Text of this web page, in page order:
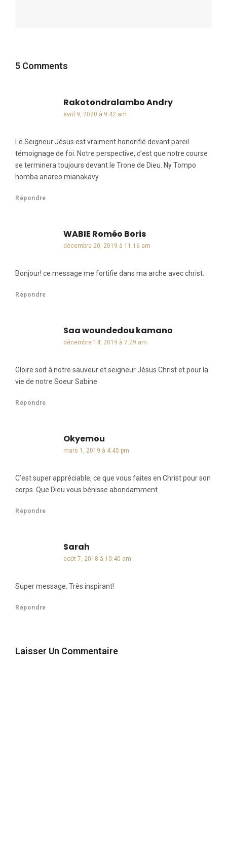
5 Comments
Rakotondralambo Andrydit :
avril 9, 2020 à 9:42 am
Le Seigneur Jésus est vraiment honorifié devant pareil
témoignage de foi. Notre perspective, c’est que notre course
se terminera toujours devant le Trone de Dieu. Ny Tompo
homba anareo mianakavy.
Répondre
WABIE Roméo Borisdit :
décembre 20, 2019 à 11:16 am
Bonjour! ce message me fortifie dans ma arche avec christ.
Répondre
Saa woundedou kamano
décembre 14, 2019 à 7:29 am
Gloire soit à notre sauveur et seigneur Jésus Christ et pour la
vie de notre Soeur Sabine
Répondre
Okyemou
mars 1, 2019 à 4:45 pm
C’est super appréciable, ce que vous faites en Christ pour son
corps. Que Dieu vous bénisse abondamment.
Répondre
Sarah
août 7, 2018 à 10:40 am
Super message. Très inspirant!
Répondre
Laisser Un Commentaire